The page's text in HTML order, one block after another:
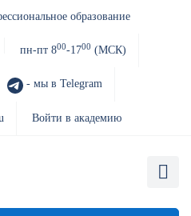
образование
пн-пт 800-1700 (МСК)
- мы в Telegram
Войти в академию